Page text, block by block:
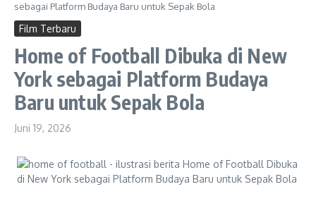
sebagai Platform Budaya Baru untuk Sepak Bola
Film Terbaru
Home of Football Dibuka di New
York sebagai Platform Budaya
Baru untuk Sepak Bola
Juni 19, 2026